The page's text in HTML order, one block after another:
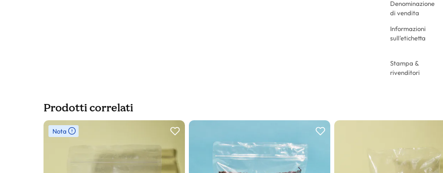
Denominazione
di vendita
Informazioni
sull'etichetta
Stampa &
rivenditori
Prodotti correlati
Slider prodotto
Nota